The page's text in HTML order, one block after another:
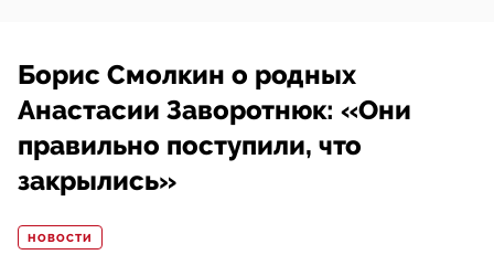
Борис Смолкин о родных
Анастасии Заворотнюк: «Они
правильно поступили, что
закрылись»
НОВОСТИ